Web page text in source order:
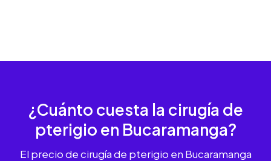
¿Cuánto cuesta la cirugía de
pterigio en Bucaramanga?
El precio de cirugía de pterigio en Bucaramanga